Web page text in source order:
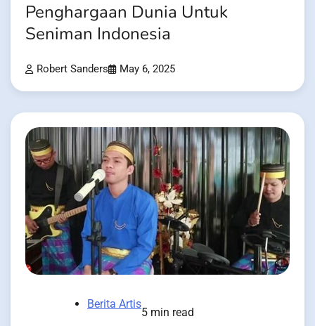
Penghargaan Dunia Untuk
Seniman Indonesia
Robert Sanders May 6, 2025
Berita Artis
5 min read